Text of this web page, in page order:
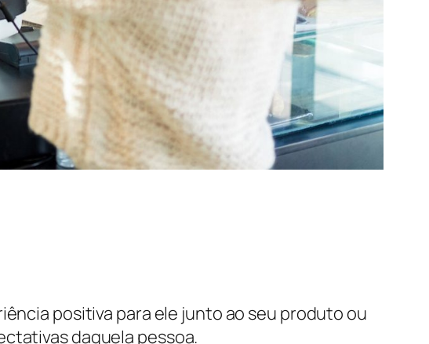
positiva para ele junto ao seu produto ou
daquela pessoa.